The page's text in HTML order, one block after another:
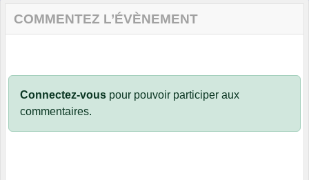
COMMENTEZ L’ÉVÈNEMENT
Connectez-vous pour pouvoir participer aux
commentaires.